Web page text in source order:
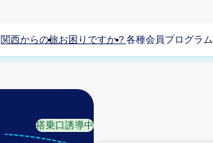
関西からの旅お困りですか？ 各種会員プログラム
搭乗口誘導中